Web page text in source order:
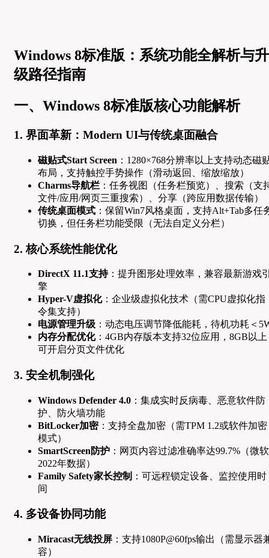
Windows 8标准版：系统功能全解析与升
级路径指南
一、Windows 8标准版核心功能解析
1. 界面革新：Modern UI与传统桌面融合
磁贴式Start Screen ：1280×768分辨率以上支持动态磁
布局，支持触控手势操作（滑动返回、缩放缩放）
Charms导航栏 ：任务视图（任务栏预览）、搜索（支
文件/应用/网页三重搜索）、分享（跨应用数据传输）
传统桌面模式 ：保留Win7风格桌面，支持Alt+Tab多任
切换，但任务栏功能受限（无法自定义分栏）
2. 核心系统性能优化
DirectX 11.1支持：提升图形处理效率，兼容最新游戏
擎
Hyper-V虚拟化：企业级虚拟化技术（需CPU虚拟化指
令集支持）
电源管理升级 ：动态电压调节降低能耗，待机功耗＜
内存分配优化：4GB内存版本支持32位应用，8GB以上
可开启分页文件优化
3. 安全机制强化
Windows Defender 4.0 ：集成实时反病毒、恶意软件防
护、防火墙功能
BitLocker加密：支持全盘加密（需TPM 1.2或软件加密
模式）
SmartScreen防护 ：网页内容过滤准确率达99.7%（微软
2022年数据）
Family Safety家长控制 ：可远程锁定设备、监控使用时
间
4. 多设备协同功能
Miracast无线投屏 ：支持1080P@60fps输出（需显示器
容）